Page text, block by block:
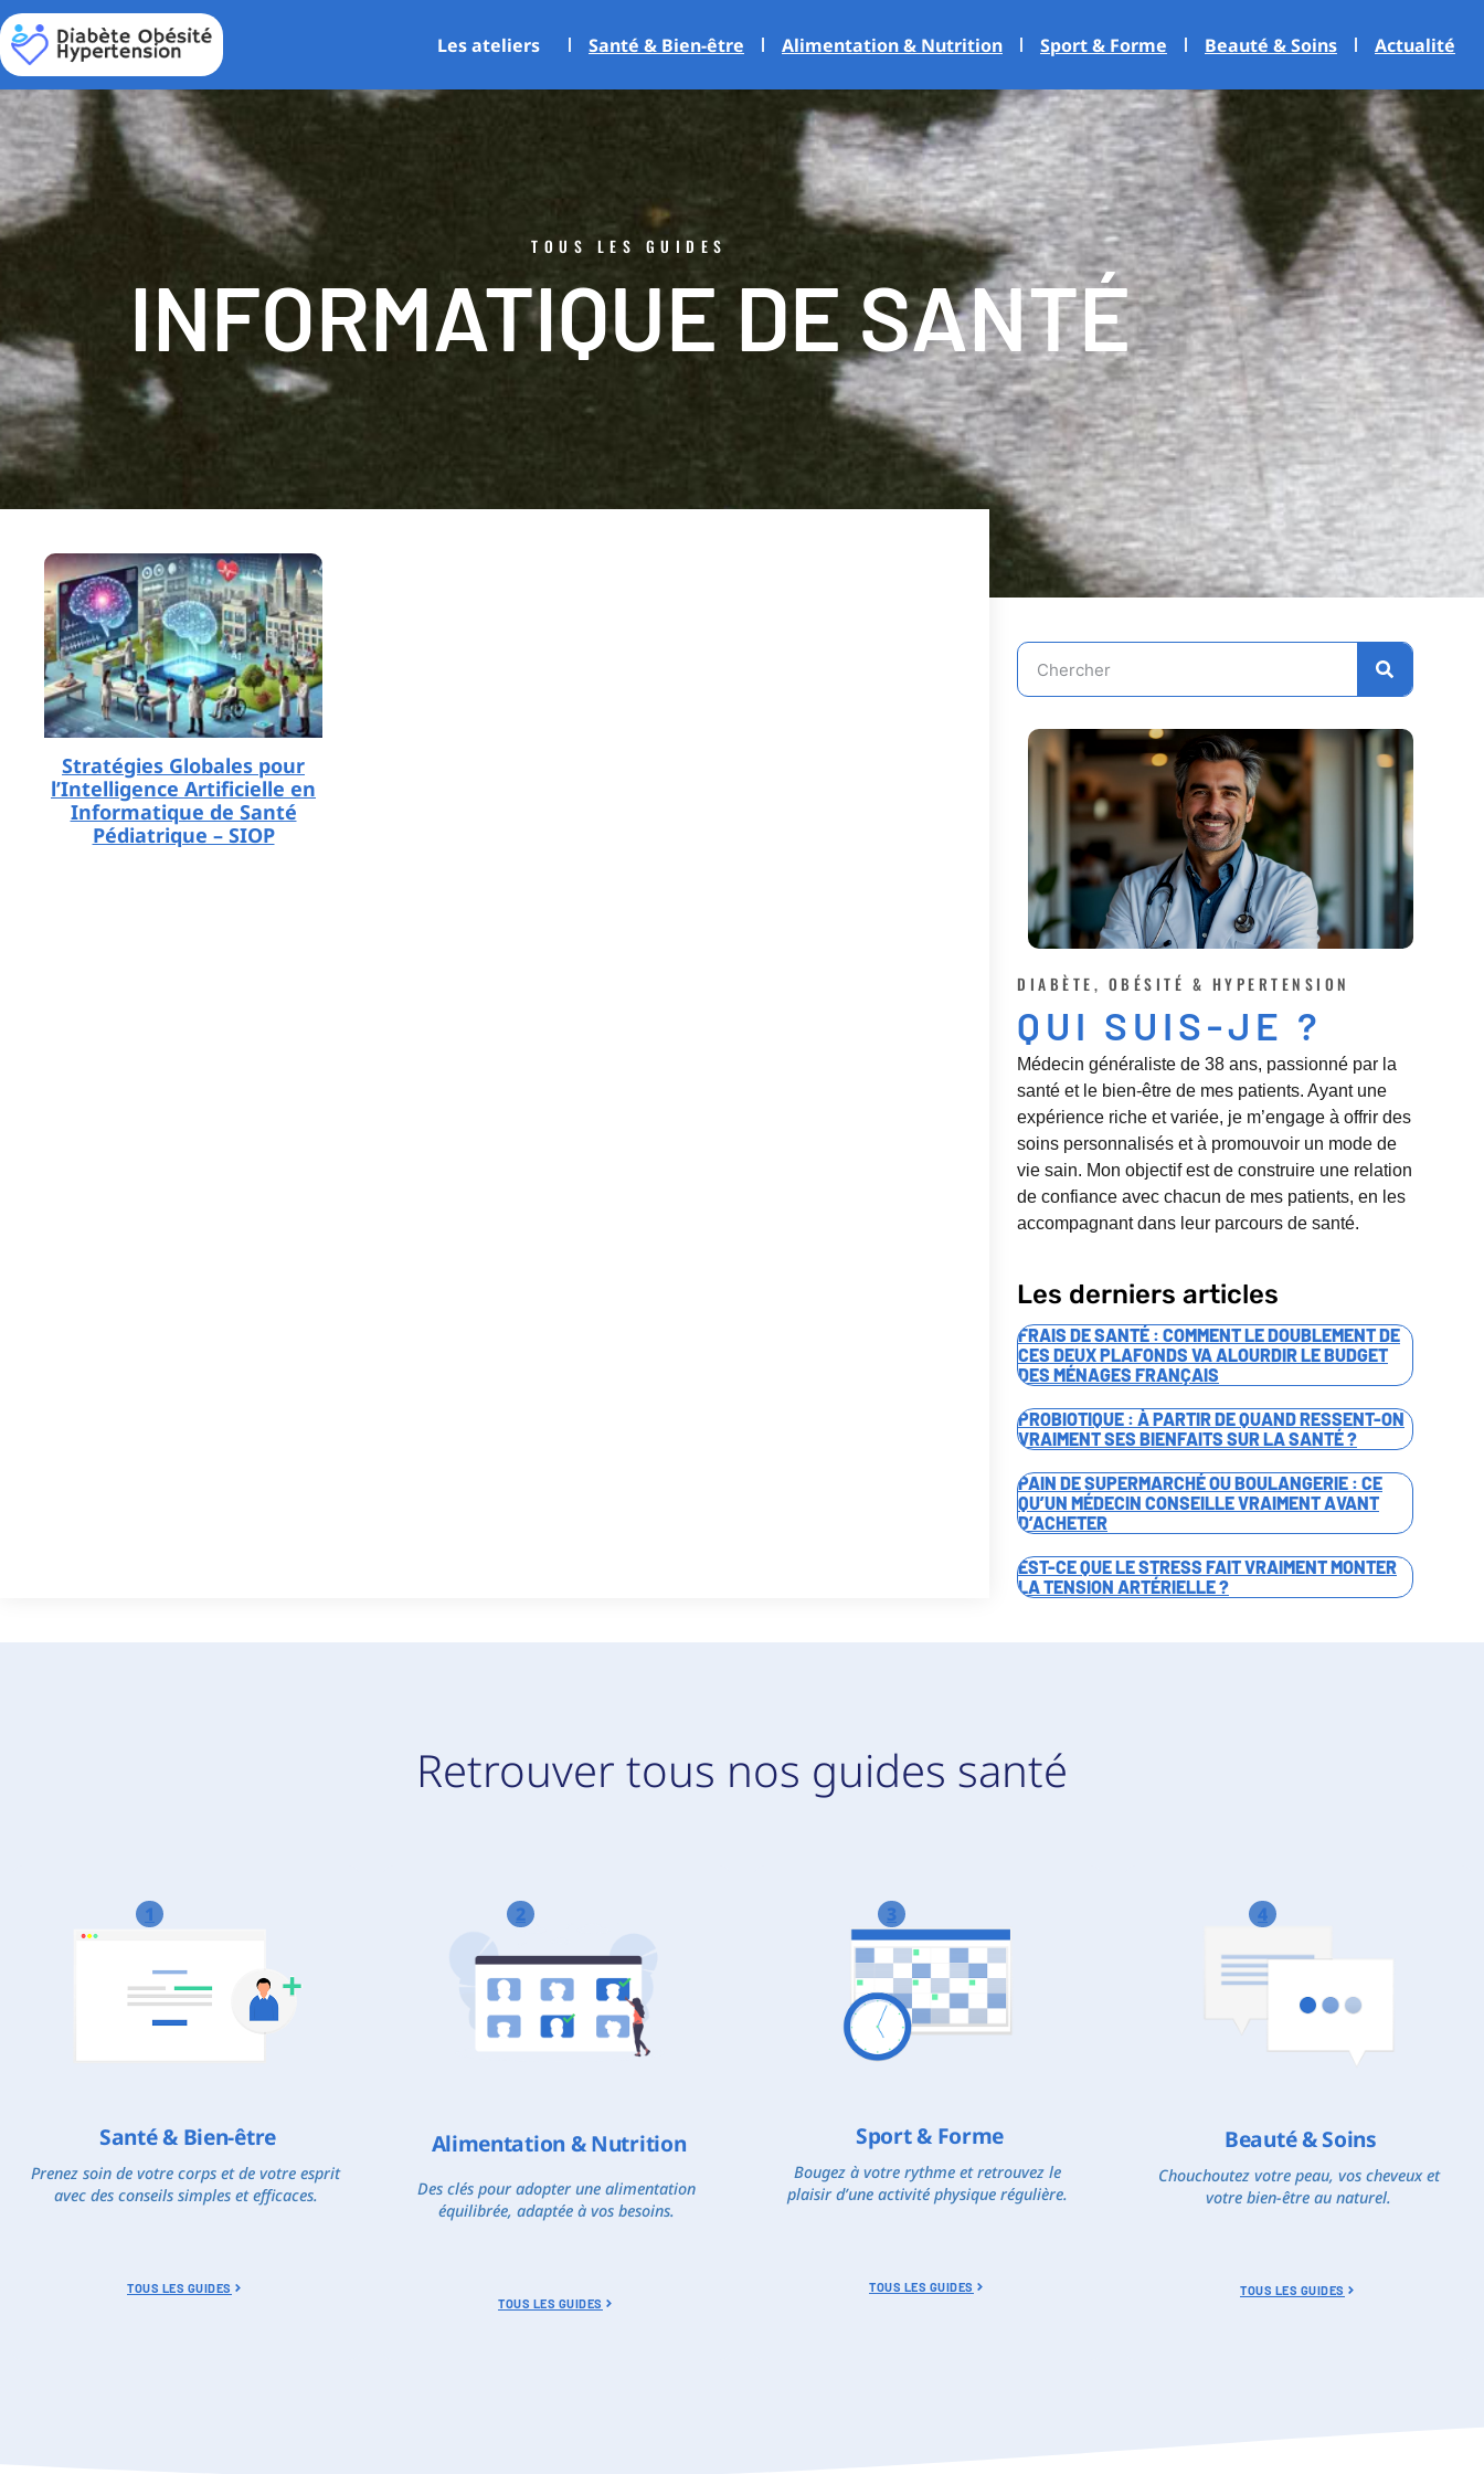
Les ateliers Santé & Bien-être Alimentation & Nutrition Sport & Forme Beauté & Soins Actualité
TOUS LES GUIDES
INFORMATIQUE DE SANTÉ
Stratégies Globales pour
l’Intelligence Artificielle en
Informatique de Santé
Pédiatrique – SIOP
DIABÈTE, OBÉSITÉ & HYPERTENSION
QUI SUIS-JE ?
Médecin généraliste de 38 ans, passionné par la
santé et le bien-être de mes patients. Ayant une
expérience riche et variée, je m’engage à offrir des
soins personnalisés et à promouvoir un mode de
vie sain. Mon objectif est de construire une relation
de confiance avec chacun de mes patients, en les
accompagnant dans leur parcours de santé.
Les derniers articles
FRAIS DE SANTÉ : COMMENT LE DOUBLEMENT DE
CES DEUX PLAFONDS VA ALOURDIR LE BUDGET
DES MÉNAGES FRANÇAIS
PROBIOTIQUE : À PARTIR DE QUAND RESSENT-ON
VRAIMENT SES BIENFAITS SUR LA SANTÉ ?
PAIN DE SUPERMARCHÉ OU BOULANGERIE : CE
QU’UN MÉDECIN CONSEILLE VRAIMENT AVANT
D’ACHETER
EST-CE QUE LE STRESS FAIT VRAIMENT MONTER
LA TENSION ARTÉRIELLE ?
Retrouver tous nos guides santé
1
Santé & Bien-être
Prenez soin de votre corps et de votre esprit
avec des conseils simples et efficaces.
TOUS LES GUIDES
2
Alimentation & Nutrition
Des clés pour adopter une alimentation
équilibrée, adaptée à vos besoins.
TOUS LES GUIDES
3
Sport & Forme
Bougez à votre rythme et retrouvez le
plaisir d’une activité physique régulière.
TOUS LES GUIDES
4
Beauté & Soins
Chouchoutez votre peau, vos cheveux et
votre bien-être au naturel.
TOUS LES GUIDES